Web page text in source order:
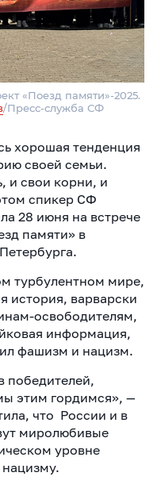
«Поезд памяти»-2025.
/Пресс-служба СФ
хорошая тенденция
своей семьи.
и свои корни, и
спикер СФ
28 июня на встрече
памяти» в
турбулентном мире,
история, варварски
освободителям,
информация,
фашизм и нацизм.
победителей,
этим гордимся», —
что России и в
миролюбивые
уровне